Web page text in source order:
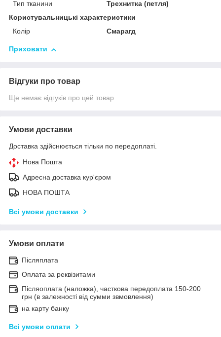
Тип тканини
Трехнитка (петля)
Користувальницькі характеристики
Колір
Смарагд
Приховати
Відгуки про товар
Ще немає відгуків про цей товар
Умови доставки
Доставка здійснюється тільки по передоплаті.
Нова Пошта
Адресна доставка кур'єром
НОВА ПОШТА
Всі умови доставки
Умови оплати
Післяплата
Оплата за реквізитами
Післяоплата (наложка), часткова передоплата 150-200
грн (в залежності від сумми звмовлення)
на карту банку
Всі умови оплати